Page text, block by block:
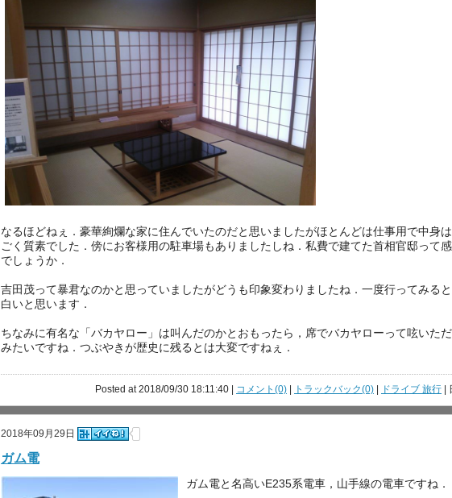
なるほどねぇ．豪華絢爛な家に住んでいたのだと思いましたがほとんどは仕事用で中身
ごく質素でした．傍にお客様用の駐車場もありましたしね．私費で建てた首相官邸って
でしょうか．
吉田茂って暴君なのかと思っていましたがどうも印象変わりましたね．一度行ってみる
白いと思います．
ちなみに有名な「バカヤロー」は叫んだのかとおもったら，席でバカヤローって呟いた
みたいですね．つぶやきが歴史に残るとは大変ですねぇ．
Posted at 2018/09/30 18:11:40 | コメント(0) トラックバック(0) ドライブ 旅行 |
2018年09月29日
ガム電
ガム電と名高いE235系電車，山手線の電車ですね．